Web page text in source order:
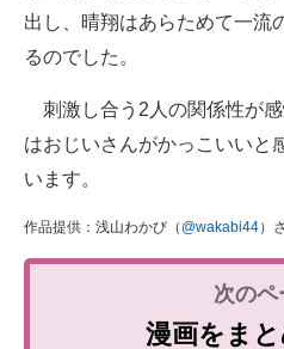
出し、晴翔はあらためて一流
るのでした。
刺激し合う2人の関係性が
はおじいさんがかっこいいと
います。
作品提供：浅山わかび（ @wakabi44）
漫画をま